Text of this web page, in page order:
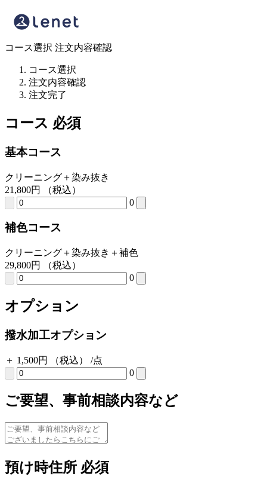
コース選択 注文内容確認
コース選択
注文内容確認
注文完了
コース 必須
基本コース
クリーニング＋染み抜き
21,800円
（税込）
0
補色コース
クリーニング＋染み抜き＋補色
29,800円
（税込）
0
オプション
撥水加工オプション
＋ 1,500円 （税込） /点
0
ご要望、事前相談内容など
預け時住所 必須